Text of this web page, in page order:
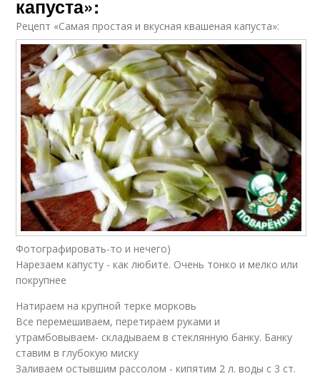
капуста»:
Рецепт «Самая простая и вкусная квашеная капуста»:
Фотографировать-то и нечего)
Нарезаем капусту - как любите. Очень тонко и мелко или
покрупнее
Натираем на крупной терке морковь
Все перемешиваем, перетираем руками и
утрамбовываем- складываем в стеклянную банку. Банку
ставим в глубокую миску
Заливаем остывшим рассолом - кипятим 2 л. воды с 3 ст.